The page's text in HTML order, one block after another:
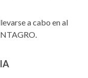
a cabo en al